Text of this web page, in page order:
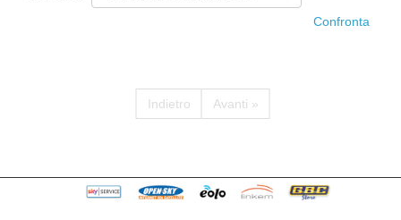
Indietro Avanti »